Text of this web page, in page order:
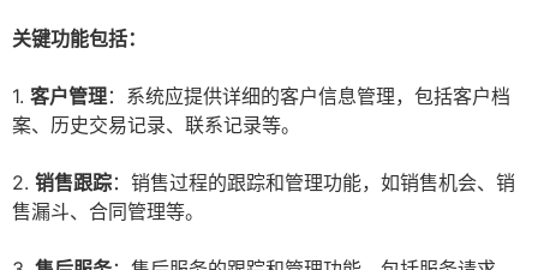
关键功能包括：
1. 客户管理：系统应提供详细的客户信息管理，包括客户档
案、历史交易记录、联系记录等。
2. 销售跟踪：销售过程的跟踪和管理功能，如销售机会、销
售漏斗、合同管理等。